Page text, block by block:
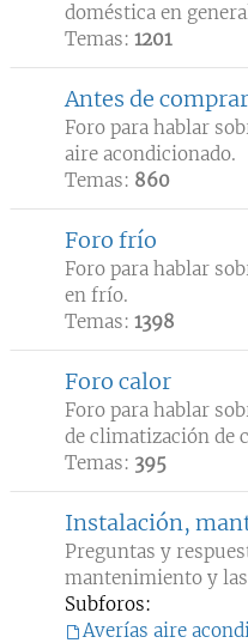
doméstica en
Temas: 1201
Antes de comprar
Foro para hablar
aire acondicionado.
Temas: 860
Foro frío
Foro para hablar
en frío.
Temas: 1398
Foro calor
Foro para hablar
de climatización de
Temas: 395
Instalación,
Preguntas y
mantenimiento y
Subforos:
Averías aire